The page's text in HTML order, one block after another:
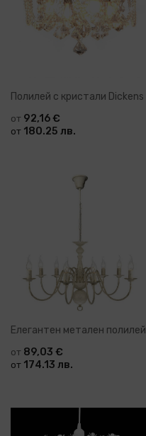
Полилей с кристали Dickens
от 92,16 €
от 180.25 лв.
Елегантен метален полилей
от 89,03 €
от 174.13 лв.